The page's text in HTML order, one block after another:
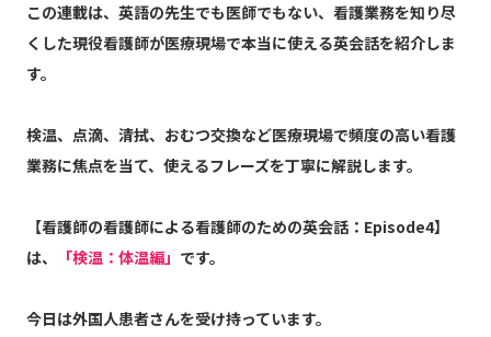
この連載は、英語の先生でも医師でもない、看護業務を知り尽
くした現役看護師が医療現場で本当に使える英会話を紹介しま
す。
検温、点滴、清拭、おむつ交換など医療現場で頻度の高い看護
業務に焦点を当て、使えるフレーズを丁寧に解説します。
【看護師の看護師による看護師のための英会話：Episode4】
は、
「検温：体温編」 です。
今日は外国人患者さんを受け持っています。